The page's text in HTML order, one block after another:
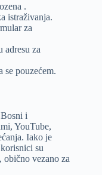
.
istraživanja.
za
adresu za
se pouzećem.
i
YouTube,
Iako je
su
vezano za